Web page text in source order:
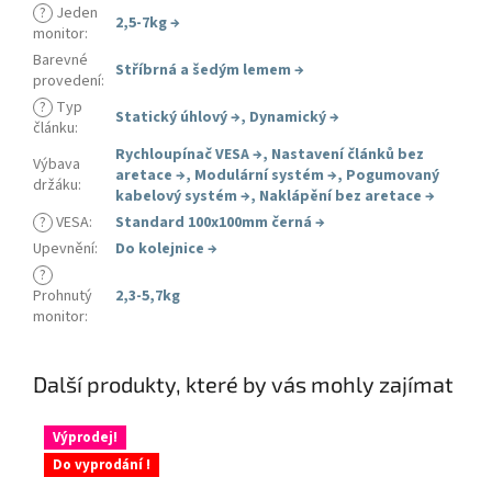
? Jeden
monitor: 2,5-7kg→
Barevné
provedení: Stříbrná a šedým lemem →
? Typ
článku: Statický úhlový→, Dynamický→
Výbava
držáku:
Rychloupínač VESA→, Nastavení článků bez
aretace →, Modulární systém →, Pogumovaný
kabelový systém →, Naklápění bez aretace →
? VESA: Standard 100x100mm černá →
Upevnění: Do kolejnice →
?
Prohnutý
monitor:
2,3-5,7kg
Další produkty, které by vás mohly zajímat
Výprodej!
Do vyprodání !